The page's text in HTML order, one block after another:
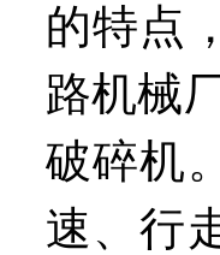
的特点
路机械
破碎机
速、行